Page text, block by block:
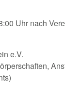
Uhr nach
e.V.